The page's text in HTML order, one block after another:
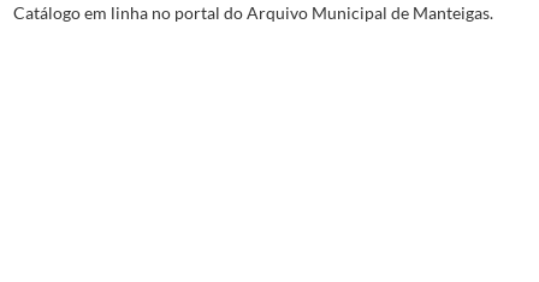
Catálogo em linha no portal do Arquivo Municipal de Manteigas.